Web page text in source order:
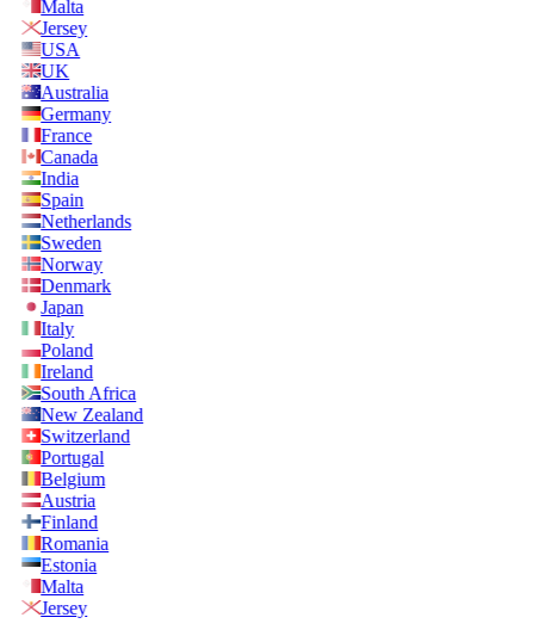
Malta
Jersey
USA
UK
Australia
Germany
France
Canada
India
Spain
Netherlands
Sweden
Norway
Denmark
Japan
Italy
Poland
Ireland
South Africa
New Zealand
Switzerland
Portugal
Belgium
Austria
Finland
Romania
Estonia
Malta
Jersey